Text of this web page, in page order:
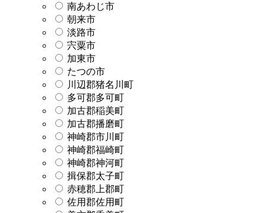
南あわじ市
朝来市
淡路市
宍粟市
加東市
たつの市
川辺郡猪名川町
多可郡多可町
加古郡稲美町
加古郡播磨町
神崎郡市川町
神崎郡福崎町
神崎郡神河町
揖保郡太子町
赤穂郡上郡町
佐用郡佐用町